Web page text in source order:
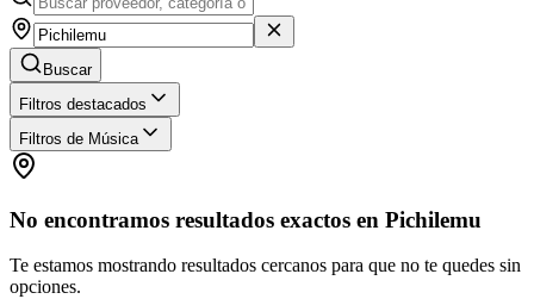
Buscar
Filtros destacados
Filtros de Música
No encontramos resultados exactos en Pichilemu
Te estamos mostrando resultados cercanos para que no te quedes sin
opciones.